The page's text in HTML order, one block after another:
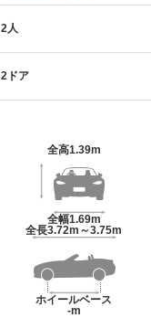
2人
2ドア
全高1.39m
全幅1.69m
全長3.72m～3.75m
ホイールベース
-m